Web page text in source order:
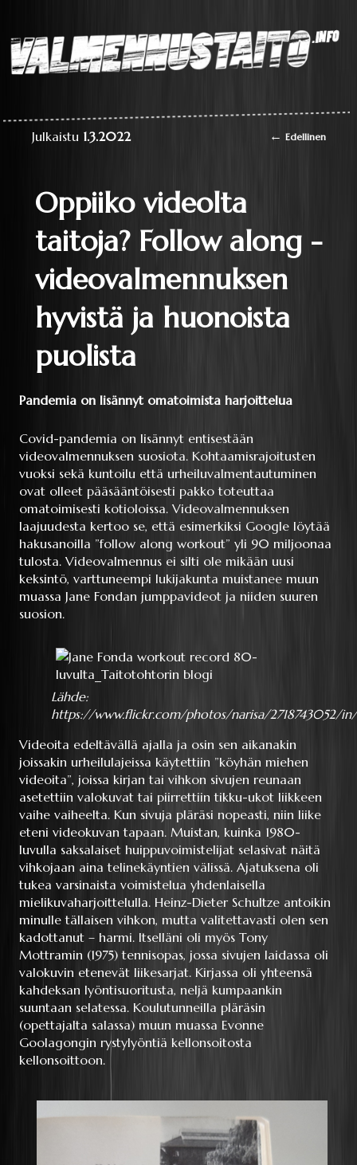
Valmennustaito.info
liikkumisen
perustaitojen
videokirjasto
Artikkelien
← Edellinen
Oppiiko videolta
taitoja? Follow along -
videovalmennuksen
hyvistä ja huonoista
puolista
Julkaistu 1.3.2022
Pandemia on lisännyt omatoimista harjoittelua
Covid-pandemia on lisännyt entisestään
videovalmennuksen suosiota. Kohtaamisrajoitusten
vuoksi sekä kuntoilu että urheiluvalmentautuminen
ovat olleet pääsääntöisesti pakko toteuttaa
omatoimisesti kotioloissa. Videovalmennuksen
laajuudesta kertoo se, että esimerkiksi Google löytää
hakusanoilla ”follow along workout” yli 90 miljoonaa
tulosta. Videovalmennus ei silti ole mikään uusi
keksintö, varttuneempi lukijakunta muistanee muun
muassa Jane Fondan jumppavideot ja niiden suuren
suosion.
Lähde:
https://www.flickr.com/photos/narisa/2718743052/
Videoita edeltävällä ajalla ja osin sen aikanakin
joissakin urheilulajeissa käytettiin ”köyhän miehen
videoita”, joissa kirjan tai vihkon sivujen reunaan
asetettiin valokuvat tai piirrettiin tikku-ukot liikkeen
vaihe vaiheelta. Kun sivuja pläräsi nopeasti, niin liike
eteni videokuvan tapaan. Muistan, kuinka 1980-
luvulla saksalaiset huippuvoimistelijat selasivat näitä
vihkojaan aina telinekäyntien välissä. Ajatuksena oli
tukea varsinaista voimistelua yhdenlaisella
mielikuvaharjoittelulla. Heinz-Dieter Schultze antoikin
minulle tällaisen vihkon, mutta valitettavasti olen sen
kadottanut – harmi. Itselläni oli myös Tony
Mottramin (1975) tennisopas, jossa sivujen laidassa oli
valokuvin etenevät liikesarjat. Kirjassa oli yhteensä
kahdeksan lyöntisuoritusta, neljä kumpaankin
suuntaan selatessa. Koulutunneilla pläräsin
(opettajalta salassa) muun muassa Evonne
Goolagongin rystylyöntiä kellonsoitosta
kellonsoittoon.